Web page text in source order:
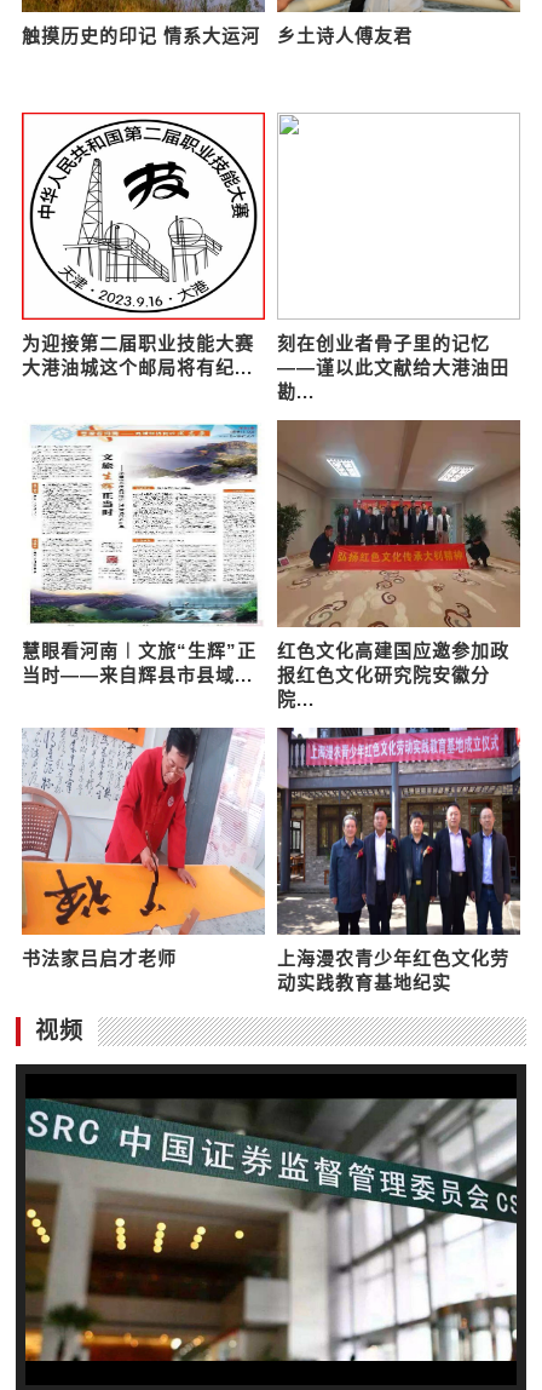
触摸历史的印记 情系大运河 乡土诗人傅友君
为迎接第二届职业技能大赛
大港油城这个邮局将有纪...
刻在创业者骨子里的记忆
——谨以此文献给大港油田
勘...
慧眼看河南︱文旅“生辉”正
当时——来自辉县市县域...
红色文化高建国应邀参加政
报红色文化研究院安徽分
院...
书法家吕启才老师
上海漫农青少年红色文化劳
动实践教育基地纪实
视频